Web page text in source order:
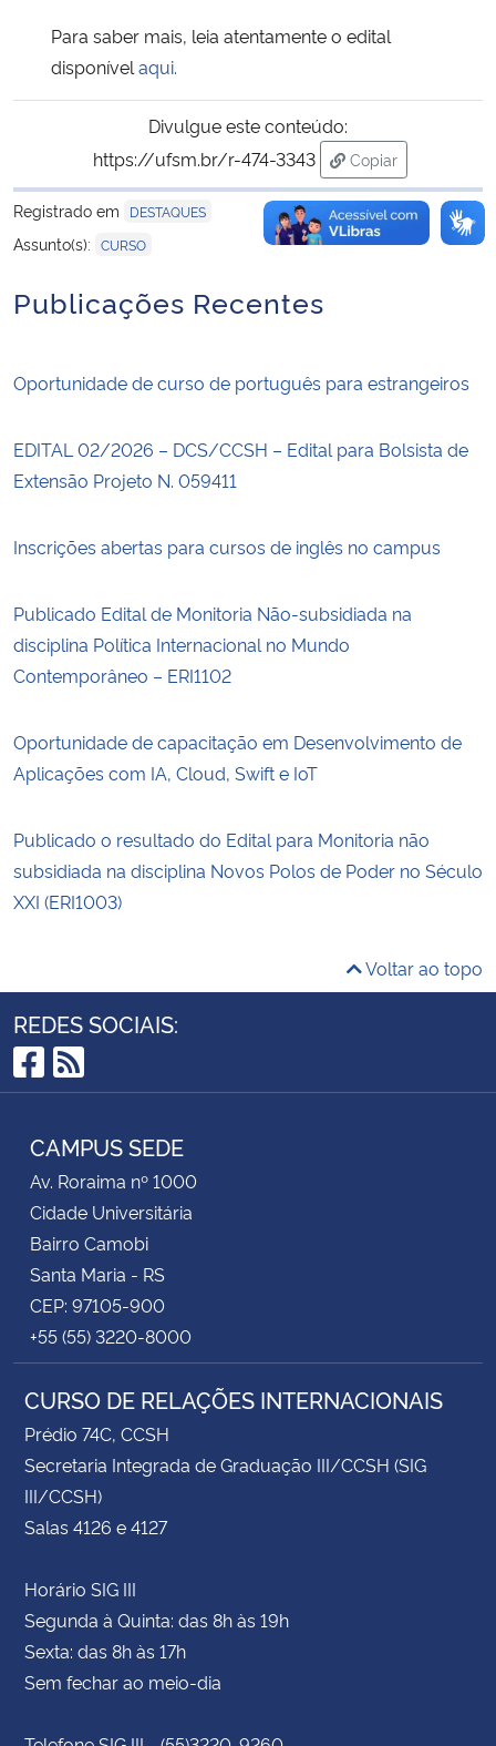
Para saber mais, leia atentamente o edital
disponível aqui.
Divulgue este conteúdo:
https://ufsm.br/r-474-3343
Copiar
para área de
Registrado em
DESTAQUES
Assunto(s): CURSO
Publicações Recentes
Oportunidade de curso de português para estrangeiros
EDITAL 02/2026 – DCS/CCSH – Edital para Bolsista de
Extensão Projeto N. 059411
Inscrições abertas para cursos de inglês no campus
Publicado Edital de Monitoria Não-subsidiada na
disciplina Política Internacional no Mundo
Contemporâneo – ERI1102
Oportunidade de capacitação em Desenvolvimento de
Aplicações com IA, Cloud, Swift e IoT
Publicado o resultado do Edital para Monitoria não
subsidiada na disciplina Novos Polos de Poder no Século
XXI (ERI1003)
Voltar ao topo
REDES SOCIAIS:
Facebook
RSS
CAMPUS SEDE
Av. Roraima nº 1000
Cidade Universitária
Bairro Camobi
Santa Maria - RS
CEP: 97105-900
+55 (55) 3220-8000
CURSO DE RELAÇÕES INTERNACIONAIS
Prédio 74C, CCSH
Secretaria Integrada de Graduação III/CCSH (SIG
III/CCSH)
Salas 4126 e 4127
Horário SIG III
Segunda à Quinta: das 8h às 19h
Sexta: das 8h às 17h
Sem fechar ao meio-dia